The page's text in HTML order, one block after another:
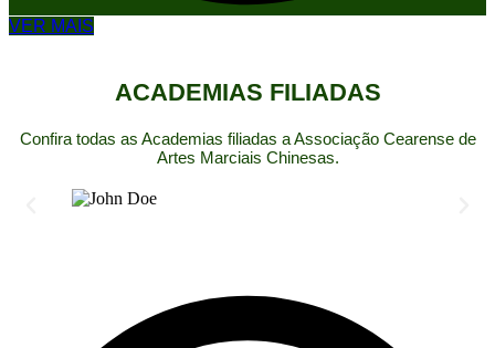
VER MAIS
ACADEMIAS FILIADAS
Confira todas as Academias filiadas a Associação Cearense de
Artes Marciais Chinesas.